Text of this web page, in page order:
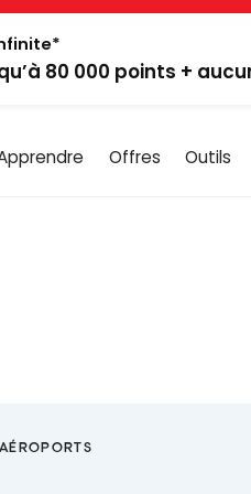
80 000 points +
Offres Outils